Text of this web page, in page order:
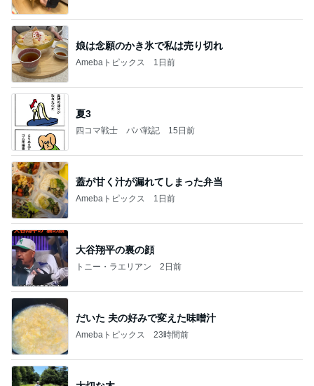
娘は念願のかき氷で私は売り切れ
Amebaトピックス 1日前
夏3
四コマ戦士 パパ戦記 15日前
蓋が甘く汁が漏れてしまった弁当
Amebaトピックス 1日前
大谷翔平の裏の顔
トニー・ラエリアン 2日前
だいた 夫の好みで変えた味噌汁
Amebaトピックス 23時間前